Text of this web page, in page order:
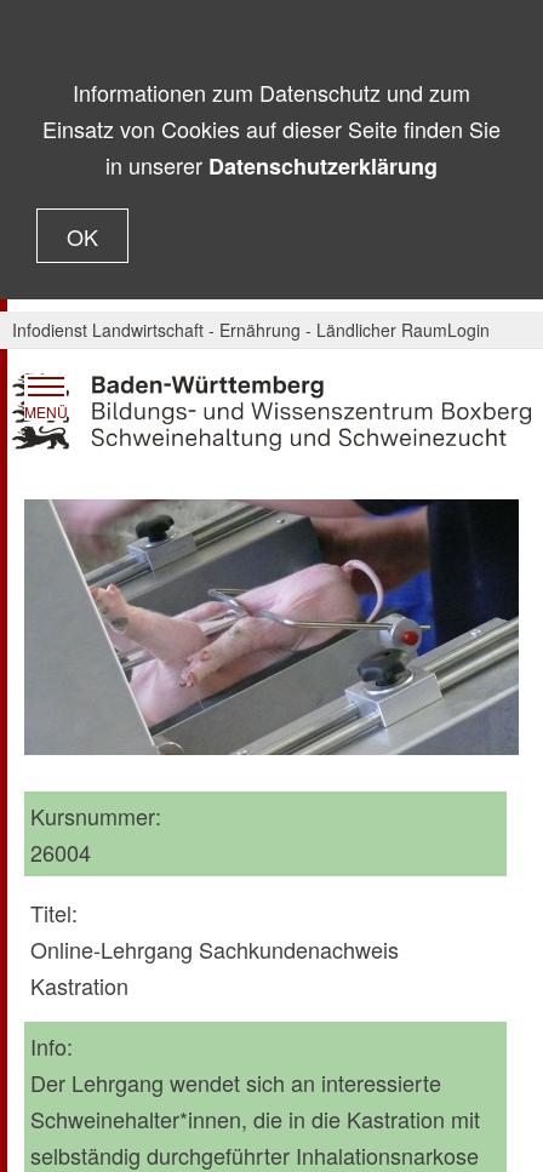
Informationen zum Datenschutz und zum
Einsatz von Cookies auf dieser Seite finden Sie
in unserer Datenschutzerklärung
OK
Infodienst Landwirtschaft - Ernährung - Ländlicher RaumLogin
MENÜ
Kursnummer:
26004
Titel:
Online-Lehrgang Sachkundenachweis
Kastration
Info:
Der Lehrgang wendet sich an interessierte
Schweinehalter*innen, die in die Kastration mit
selbständig durchgeführter Inhalationsnarkose